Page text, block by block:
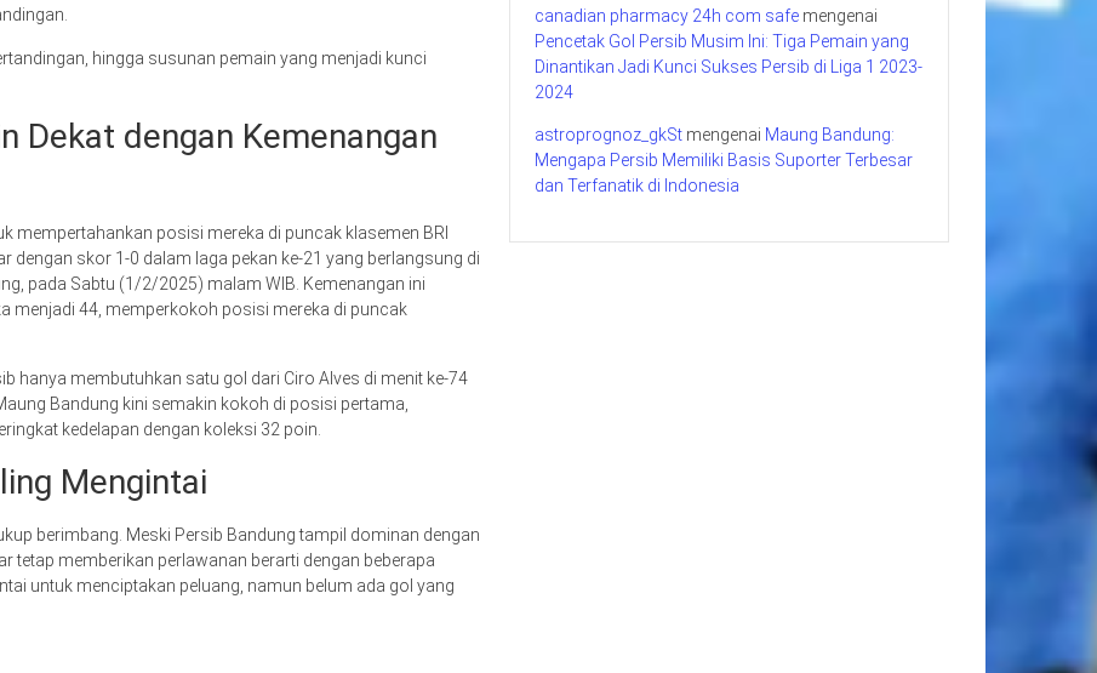
hingga susunan pemain yang menjadi kunci
Dekat dengan Kemenangan
mempertahankan posisi mereka di puncak klasemen BRI
dengan skor 1-0 dalam laga pekan ke-21 yang berlangsung di
pada Sabtu (1/2/2025) malam WIB. Kemenangan ini
menjadi 44, memperkokoh posisi mereka di puncak
hanya membutuhkan satu gol dari Ciro Alves di menit ke-74
Bandung kini semakin kokoh di posisi pertama,
kedelapan dengan koleksi 32 poin.
Mengintai
berimbang. Meski Persib Bandung tampil dominan dengan
tetap memberikan perlawanan berarti dengan beberapa
untuk menciptakan peluang, namun belum ada gol yang
canadian pharmacy 24h com safe mengenai
Pencetak Gol Persib Musim Ini: Tiga Pemain yang
Dinantikan Jadi Kunci Sukses Persib di Liga 1 2023-
2024
astroprognoz_gkSt mengenai Maung Bandung:
Mengapa Persib Memiliki Basis Suporter Terbesar
dan Terfanatik di Indonesia